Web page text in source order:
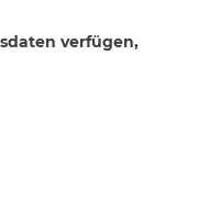
verfügen,